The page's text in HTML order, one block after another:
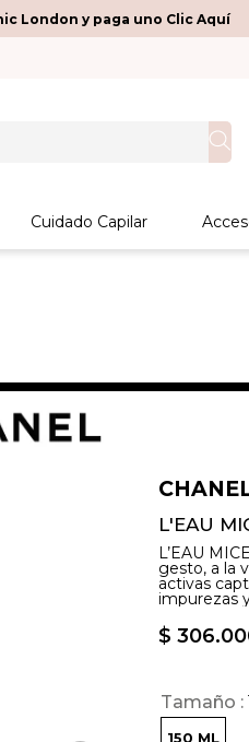
London y paga uno Clic Aquí
Cuidado Capilar
L'EAU
L’EAU
gesto, a la
activas
impurezas
$ 306.
Tamaño
150 ML